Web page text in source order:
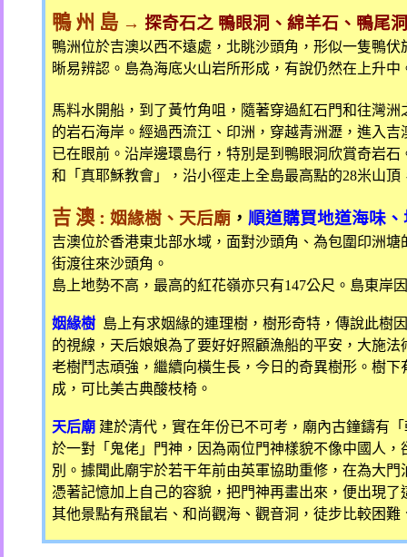
鴨 州 島 → 探奇石之 鴨眼洞、綿羊石、鴨尾
鴨洲位於吉澳以西不遠處，北眺沙頭角，形似一隻鴨
晰易辨認。島為海底火山岩所形成，有說仍然在上升
馬料水開船，到了黃竹角咀，隨著穿過紅石門和往灣
的岩石海岸。經過西流江、印洲，穿越青洲瀝，進入
已在眼前。沿岸邊環島行，特別是到鴨眼洞欣賞奇岩
和「真耶穌教會」，沿小徑走上全島最高點的28米山頂
吉 澳:姻緣樹、天后廟 ， 順道購買地道海味
吉澳位於香港東北部水域，面對沙頭角、為包圍印洲
街渡往來沙頭角。
島上地勢不高，最高的紅花嶺亦只有147公尺。島東岸
姻緣樹 島上有求姻緣的連理樹，樹形奇特，傳說此樹
的視線，天后娘娘為了要好好照顧漁船的平安，大施
老樹鬥志頑強，繼續向橫生長，今日的奇異樹形。樹
成，可比美古典酸枝椅。
天后廟 建於清代，實在年份已不可考，廟內古鐘鑄有
於一對「鬼佬」門神，因為兩位門神樣貌不像中國人
別。據聞此廟宇於若干年前由英軍協助重修，在為大
憑著記憶加上自己的容貌，把門神再畫出來，便出現
其他景點有飛鼠岩、和尚觀海、觀音洞，徒步比較困難